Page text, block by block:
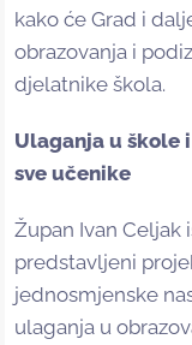
kako će Grad i
obrazovanja i
djelatnike škola.
Ulaganja u škole
sve učenike
Župan Ivan Celjak
predstavljeni
jednosmjenske
ulaganja u